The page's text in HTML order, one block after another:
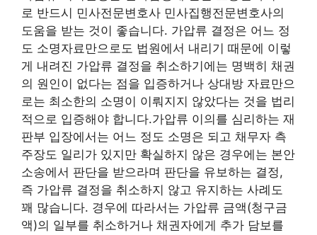
로 반드시 민사전문변호사 민사집행전문변호사의
도움을 받는 것이 좋습니다. 가압류 결정은 어느 정
도 소명자료만으로도 법원에서 내리기 때문에 이렇
게 내려진 가압류 결정을 취소하기에는 명백히 채권
의 원인이 없다는 점을 입증하거나 상대방 자료만으
로는 최소한의 소명이 이뤄지지 않았다는 것을 법리
적으로 입증해야 합니다.가압류 이의를 심리하는 재
판부 입장에서는 어느 정도 소명은 되고 채무자 측
주장도 일리가 있지만 확실하지 않은 경우에는 본안
소송에서 판단을 받으라며 판단을 유보하는 결정,
즉 가압류 결정을 취소하지 않고 유지하는 사례도
꽤 많습니다. 경우에 따라서는 가압류 금액(청구금
액)의 일부를 취소하거나 채권자에게 추가 담보를